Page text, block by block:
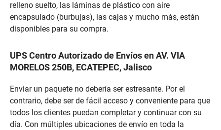
relleno suelto, las láminas de plástico con aire
encapsulado (burbujas), las cajas y mucho más, están
disponibles para su compra.
UPS Centro Autorizado de Envíos en AV. VIA
MORELOS 250B, ECATEPEC, Jalisco
Enviar un paquete no debería ser estresante. Por el
contrario, debe ser de fácil acceso y conveniente para que
todos los clientes puedan completar y continuar con su
día. Con múltiples ubicaciones de envío en toda la